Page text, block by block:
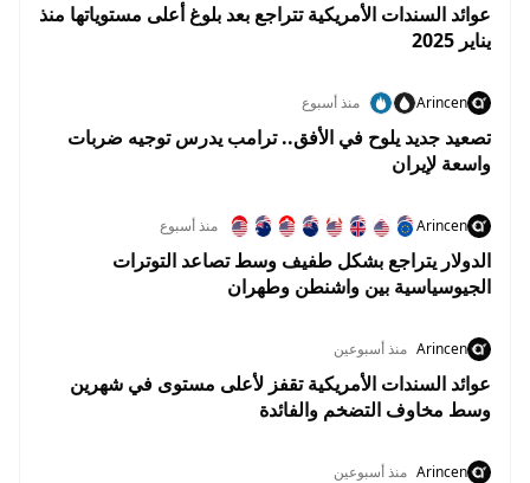
عوائد السندات الأمريكية تتراجع بعد بلوغ أعلى مستوياتها منذ
يناير 2025
Arincen منذ أسبوع
تصعيد جديد يلوح في الأفق.. ترامب يدرس توجيه ضربات
واسعة لإيران
Arincen منذ أسبوع
الدولار يتراجع بشكل طفيف وسط تصاعد التوترات
الجيوسياسية بين واشنطن وطهران
Arincen منذ أسبوعين
عوائد السندات الأمريكية تقفز لأعلى مستوى في شهرين
وسط مخاوف التضخم والفائدة
Arincen منذ أسبوعين